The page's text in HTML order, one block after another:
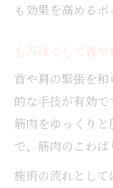
も効果を高めるポ
もみほぐしで首
首や肩の緊張を
的な手技が有効
筋肉をゆっくり
で、筋肉のこわば
施術の流れとし